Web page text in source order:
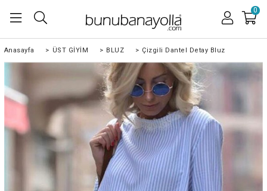
0
Anasayfa > ÜST GİYİM > BLUZ > Çizgili Dantel Detay Bluz